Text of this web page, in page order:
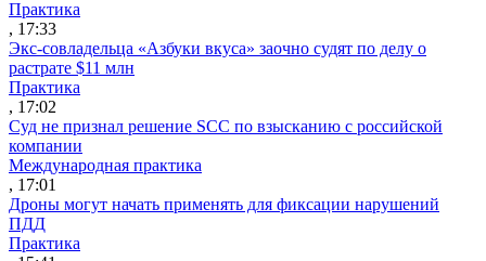
Практика
, 17:33
Экс-совладельца «Азбуки вкуса» заочно судят по делу о
растрате $11 млн
Практика
, 17:02
Суд не признал решение SCC по взысканию с российской
компании
Международная практика
, 17:01
Дроны могут начать применять для фиксации нарушений
ПДД
Практика